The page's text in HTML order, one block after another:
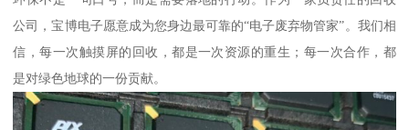
公司，宝博电子愿意成为您身边最可靠的“电子废弃物管家”。我们相
信，每一次触摸屏的回收，都是一次资源的重生；每一次合作，都
是对绿色地球的一份贡献。